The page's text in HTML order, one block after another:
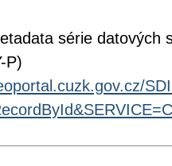
série datových
P)